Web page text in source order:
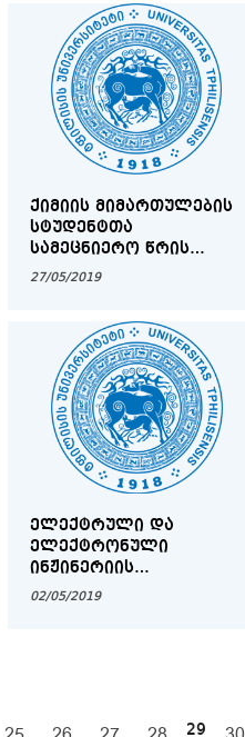
ᲥᲘᲛᲘᲘᲡ ᲛᲘᲛᲐᲠᲗᲣᲚᲔᲑᲘᲡ
ᲡᲢᲣᲓᲔᲜᲢᲗᲐ
ᲡᲐᲛᲔᲪᲜᲘᲔᲠᲝ ᲬᲠᲘᲡ
ᲡᲮᲓᲝᲛᲐ
27/05/2019
ᲔᲚᲔᲥᲢᲠᲣᲚᲘ ᲓᲐ
ᲔᲚᲔᲥᲢᲠᲝᲜᲣᲚᲘ
ᲘᲜᲟᲘᲜᲔᲠᲘᲘᲡ
ᲡᲢᲣᲓᲔᲜᲢᲔᲑᲘᲡ
02/05/2019
29